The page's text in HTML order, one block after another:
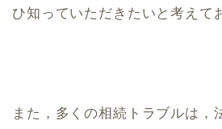
ひ知っていただきたいと考えて
また，多くの相続トラブルは，